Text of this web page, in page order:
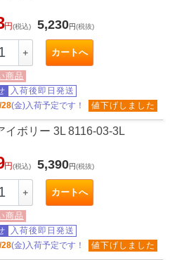
円(税込) 5,230円(税抜)
＋ カートへ
商品
入荷後即日発送
28(金)入荷予定です！ 値下げしました
ボリー 3L 8116-03-3L
円(税込) 5,390円(税抜)
＋ カートへ
商品
入荷後即日発送
28(金)入荷予定です！ 値下げしました